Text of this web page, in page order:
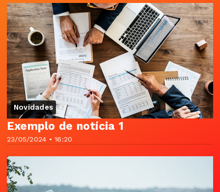
Novidades
23/05/2024 • 16:20
Exemplo de notícia 1